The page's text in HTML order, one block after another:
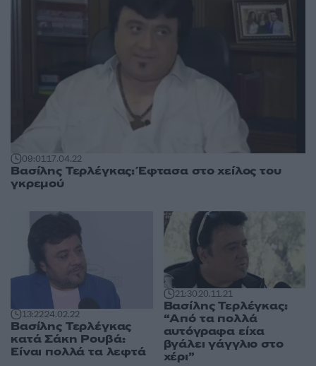
09:0117.04.22
Βασίλης Τερλέγκας: Έφτασα στο χείλος του
γκρεμού
13:2224.02.22
Βασίλης Τερλέγκας
κατά Σάκη Ρουβά:
Είναι πολλά τα λεφτά
21:3020.11.21
Βασίλης Τερλέγκας:
“Από τα πολλά
αυτόγραφα είχα
βγάλει γάγγλιο στο
χέρι”